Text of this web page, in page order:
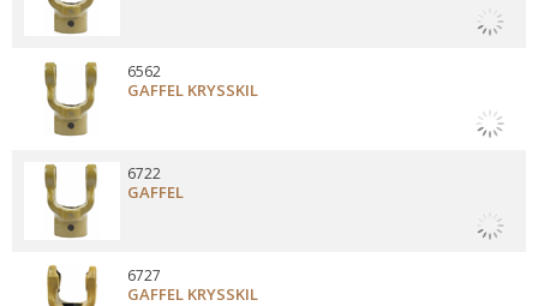
GAFFEL KRYSSKIL
6562
GAFFEL
6722
GAFFEL KRYSSKIL
6727